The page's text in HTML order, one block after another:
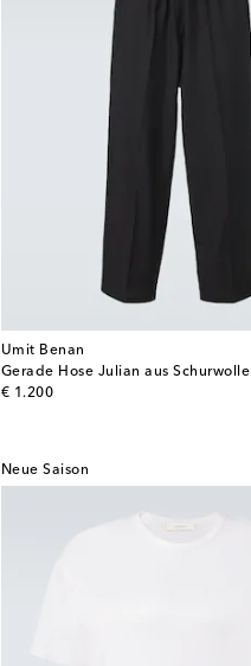
Umit Benan
Gerade Hose Julian aus Schurwolle
€ 1.200
original price
Neue Saison